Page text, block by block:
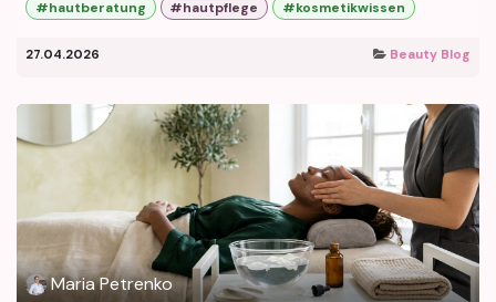
#hautberatung
#hautpflege #kosmetikwissen
27.04.2026 Beauty Blog
Maria Petrenko